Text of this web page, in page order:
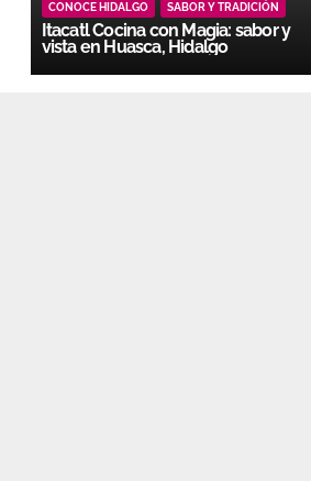
CONOCE HIDALGO SABOR Y TRADICIÓN
Itacatl Cocina con Magia: sabor y
vista en Huasca, Hidalgo